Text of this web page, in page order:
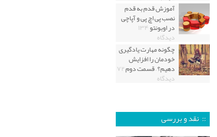
آموزش قدم به قدم
نصب پی اچ پی و آپاچی
در اوبونتو۱۳۴
دیدگاه
چگونه مهارت یادگیری
خودمان را افزایش
دهیم؟ – قسمت دوم۷۲
دیدگاه
:: نقد و بررسی